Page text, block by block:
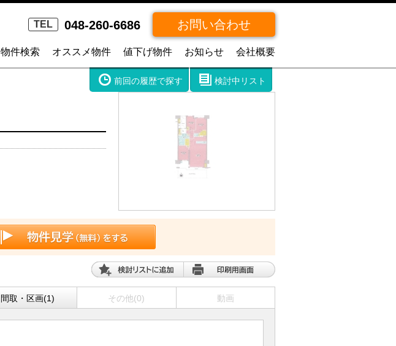
TEL 048-260-6686 お問い合わせ
物件検索 オススメ物件 値下げ物件 お知らせ 会社概要
前回の履歴で探す 検討中リスト
間取・区画(1) その他(0) 動画